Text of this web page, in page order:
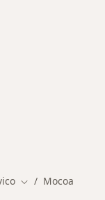
Cambiar de ciudad
Mocoa